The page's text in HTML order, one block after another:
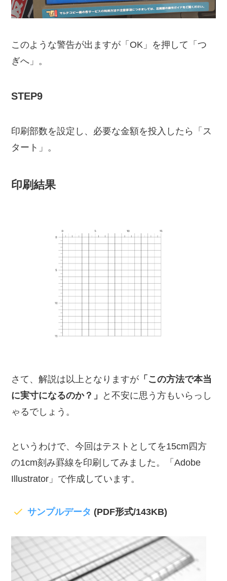
このような警告が出ますが「OK」を押して「つ
ぎへ」。
STEP9
印刷部数を設定し、必要な金額を投入したら「ス
タート」。
印刷結果
さて、解説は以上となりますが 「この方法で本当
に実寸になるのか？」
と不安に思う方もいらっし
ゃるでしょう。
というわけで、今回はテストとしてを15cm四方
の1cm刻み罫線を印刷してみました。「Adobe
Illustrator」で作成しています。
サンプルデータ (PDF形式/143KB)